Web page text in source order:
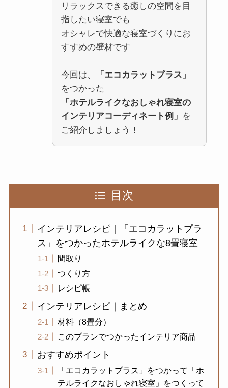
リラックスできる癒しの空間を目
指したい寝室でも
オシャレで快適な寝室づくりにお
すすめの壁材です
今回は、
「エコカラットプラス」
をつかった
「ホテルライクなおしゃれ寝室の
インテリアコーディネート例」 を
ご紹介しましょう！
目次
インテリアレシピ｜「エコカラットプラ
ス」をつかったホテルライクな8畳寝室
間取り
つくり方
レシピ帳
インテリアレシピ｜まとめ
材料（8畳分）
このプランでつかったインテリア商品
おすすめポイント
「エコカラットプラス」をつかって「ホ
テルライクなおしゃれ寝室」をつくって